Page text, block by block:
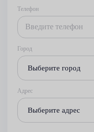
Телефон
Город
Выберите город
Адрес
Выберите адрес